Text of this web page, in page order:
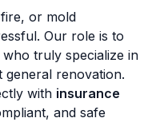
or mold
Our role is to
truly specialize in
renovation.
with insurance
and safe